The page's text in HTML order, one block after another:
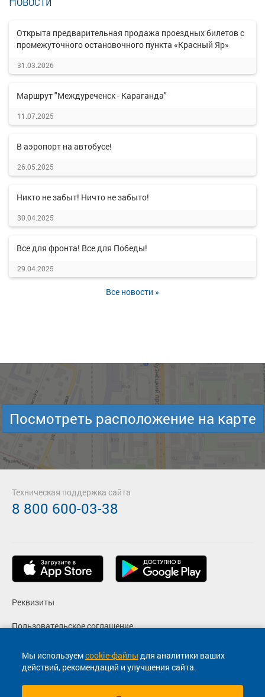
Открыта предварительная продажа проездных билетов с
промежуточного остановочного пункта «Красный Яр»
31.03.2026
Маршрут "Междуреченск - Караганда"
11.07.2025
В аэропорт на автобусе!
26.05.2025
Никто не забыт! Ничто не забыто!
30.04.2025
Все для фронта! Все для Победы!
29.04.2025
Все новости »
Мы используемcookie-файлы для аналитики ваших
действий, рекомендаций и улучшения сайта.
Посмотреть расположение на карте
Реквизиты
Пользовательское соглашение
Политика конфиденциальности
Согласие на маркетинговые сообщения
Техническая поддержка сайта
8 800 600-03-38